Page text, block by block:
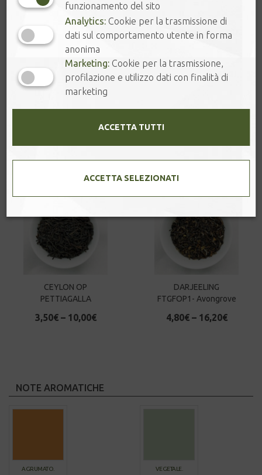
NOTE AROMATICHE
AGRUMATO. VEGETALE.
TONGANAGAON
RATNAPURA
CEYLON OP
PETTIAGALLA
3,50€– 10,00€
DARJEELING
FTGFOP1- Avongrove
4,80€– 16,20€
funzionamento del sito
Analytics: Cookie per la trasmissione di
dati sul comportamento utente in forma
anonima
Marketing: Cookie per la trasmissione,
profilazione e utilizzo dati con finalità di
marketing
ACCETTA TUTTI
ACCETTA SELEZIONATI